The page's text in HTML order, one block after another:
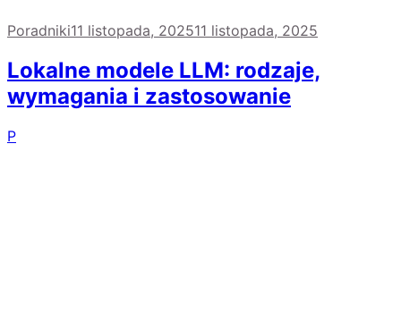
Poradniki11 listopada, 202511 listopada, 2025
Lokalne modele LLM: rodzaje,
wymagania i zastosowanie
P